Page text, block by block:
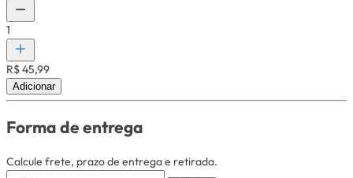
1
R$ 45,99
Adicionar
Forma de entrega
Calcule frete, prazo de entrega e retirada.